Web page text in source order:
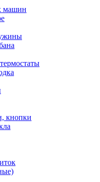
машин
кнопки